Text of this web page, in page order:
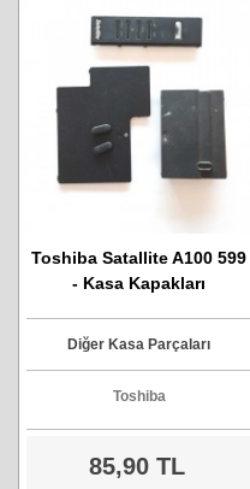
Toshiba Satallite A100 599
- Kasa Kapakları
Diğer Kasa Parçaları
Toshiba
85,90 TL